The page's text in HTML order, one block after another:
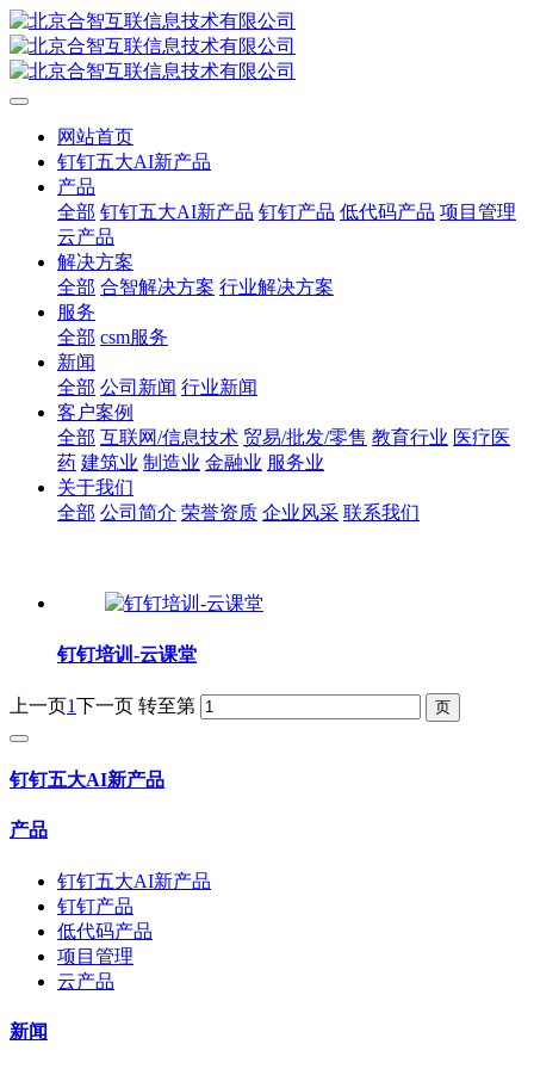
网站首页
钉钉五大AI新产品
产品
全部 钉钉五大AI新产品 钉钉产品 低代码产品 项目管理
云产品
解决方案
全部 合智解决方案 行业解决方案
服务
全部 csm服务
新闻
全部 公司新闻 行业新闻
客户案例
全部 互联网/信息技术 贸易/批发/零售 教育行业 医疗医
药 建筑业 制造业 金融业 服务业
关于我们
全部 公司简介 荣誉资质 企业风采 联系我们
钉钉培训-云课堂
上一页1下一页 转至第
钉钉五大AI新产品
产品
钉钉五大AI新产品
钉钉产品
低代码产品
项目管理
云产品
新闻